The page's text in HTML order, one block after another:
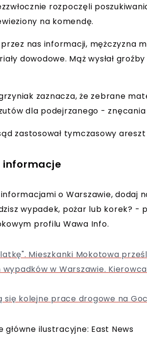
rozpoczęli
na komendę.
nas informacji, mężczyzna
dowodowe. Mąż wysłał
zaznacza, że zebrane
dla podejrzanego - znęcania
zastosował tymczasowy
informacje
o Warszawie, dodaj
wypadek, pożar lub korek? -
profilu Wawa Info.
Mieszkanki Mokotowa
w Warszawie.
kolejne prace drogowe na
główne ilustracyjne: East News